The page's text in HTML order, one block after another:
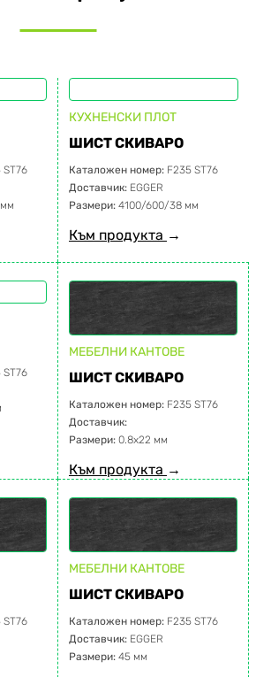
ST76
КУХНЕНСКИ ПЛОТ
ШИСТ СКИВАРО
Каталожен номер: F235 ST76
Доставчик: EGGER
Размери: 4100/600/38 мм
Към продукта →
ST76
МЕБЕЛНИ КАНТОВЕ
ШИСТ СКИВАРО
Каталожен номер: F235 ST76
Доставчик:
Размери: 0.8х22 мм
Към продукта →
ST76
МЕБЕЛНИ КАНТОВЕ
ШИСТ СКИВАРО
Каталожен номер: F235 ST76
Доставчик: EGGER
Размери: 45 мм